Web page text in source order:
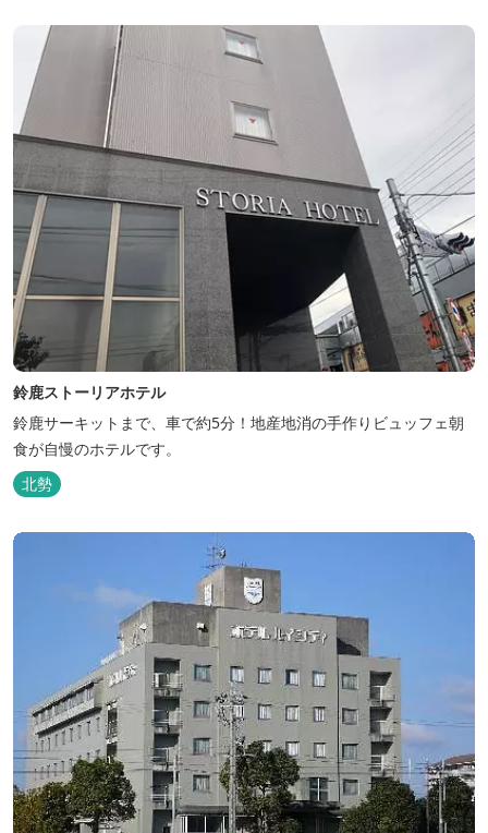
鈴鹿ストーリアホテル
鈴鹿サーキットまで、車で約5分！地産地消の手作りビュッフェ朝
食が自慢のホテルです。
北勢